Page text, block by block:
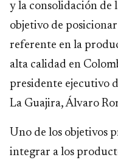
y la consolidación de
objetivo de
referente en la
alta calidad en
presidente ejecutivo
La Guajira, Álvaro
Uno de los objetivos
integrar a los